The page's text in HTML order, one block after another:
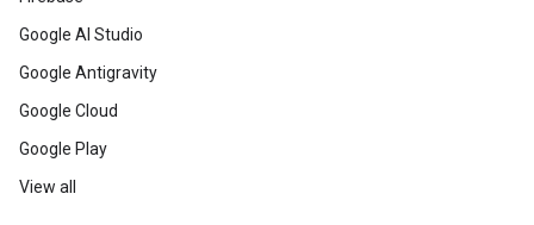
Google AI Studio
Google Antigravity
Google Cloud
Google Play
View all